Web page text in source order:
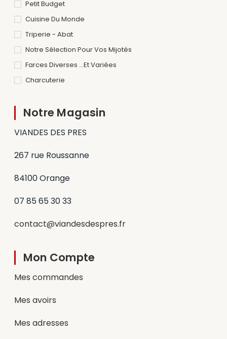
Petit Budget
Cuisine Du Monde
Triperie - Abat
Notre Sélection Pour Vos Mijotés
Farces Diverses ...et Variées
Charcuterie
Notre Magasin
VIANDES DES PRES
267 rue Roussanne
84100 Orange
07 85 65 30 33
contact@viandesdespres.fr
Mon Compte
Mes commandes
Mes avoirs
Mes adresses